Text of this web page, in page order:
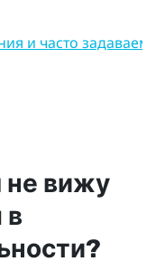
и часто
не вижу
в